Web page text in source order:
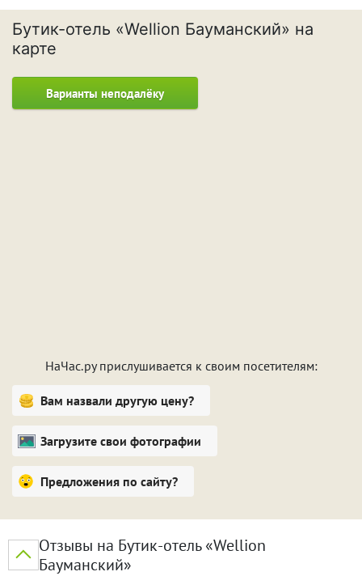
Бутик-отель «Wellion Бауманский» на
карте
Варианты неподалёку
НаЧас.ру прислушивается к своим посетителям:
Вам назвали другую цену?
Загрузите свои фотографии
Предложения по сайту?
Отзывы на Бутик-отель «Wellion
Бауманский»